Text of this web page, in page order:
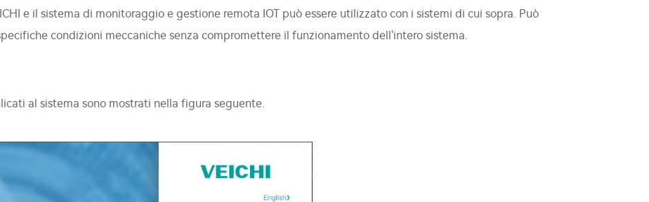
e il sistema di monitoraggio e gestione remota IOT può essere utilizzato con i sistemi di cui sopra. Può
condizioni meccaniche senza compromettere il funzionamento dell'intero sistema.
al sistema sono mostrati nella figura seguente.